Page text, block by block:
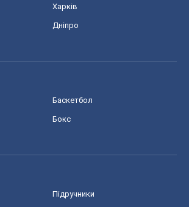
Харків
Дніпро
Баскетбол
Бокс
Підручники